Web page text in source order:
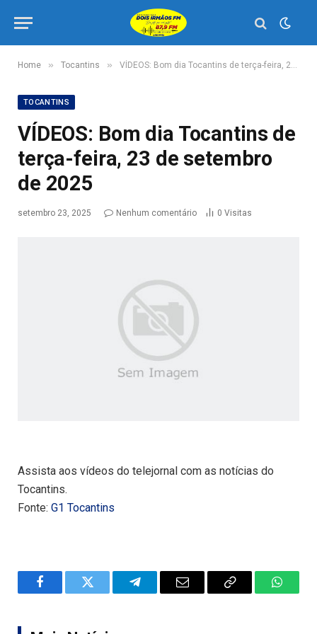
Home » Tocantins » VÍDEOS: Bom dia Tocantins de terça-feira, 23 de setembro de 2025
TOCANTINS
VÍDEOS: Bom dia Tocantins de
terça-feira, 23 de setembro
de 2025
setembro 23, 2025 Nenhum comentário 0 Visitas
Assista aos vídeos do telejornal com as notícias do
Tocantins.
Fonte: G1 Tocantins
FacebookTwitter TelegramEmail
Copy